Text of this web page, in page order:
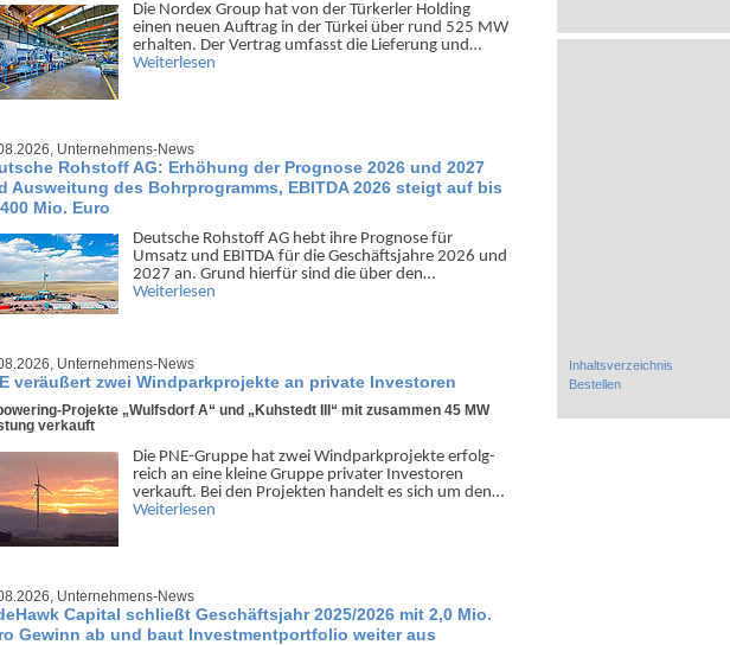
Die Nordex Group hat von der Türkerler Holding
einen neuen Auftrag in der Türkei über rund 525 MW
erhalten. Der Vertrag umfasst die Lieferung und…
Weiterlesen
Unternehmens-News
Rohstoff AG: Erhöhung der Prognose 2026 und 2027
Ausweitung des Bohrprogramms, EBITDA 2026 steigt auf bis
Mio. Euro
Deutsche Roh­stoff AG hebt ihre Prog­nose für
Umsatz und EBITDA für die Ge­schäfts­jahre 2026 und
2027 an. Grund hierfür sind die über den…
Weiterlesen
Unternehmens-News
veräußert zwei Windparkprojekte an private Investoren
Projekte „Wulfsdorf A“ und „Kuhstedt III“ mit zusammen 45 MW
verkauft
Die PNE-Gruppe hat zwei Wind­park­projekte erfolg­
reich an eine kleine Gruppe privater Investoren
verkauft. Bei den Projekten handelt es sich um den…
Weiterlesen
Unternehmens-News
Capital schließt Geschäftsjahr 2025/2026 mit 2,0 Mio.
Gewinn ab und baut Investmentportfolio weiter aus
Inhaltsverzeichnis
Bestellen